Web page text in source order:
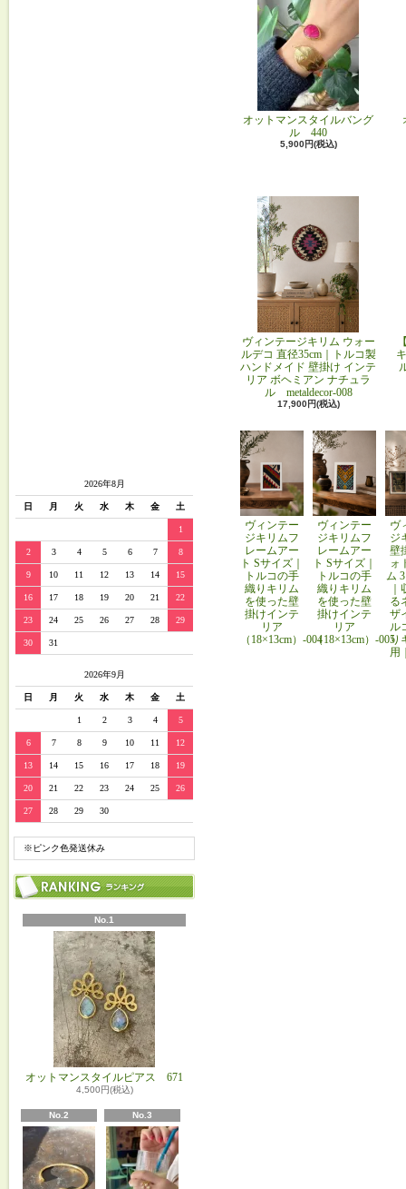
2026年8月
日 月 火 水 木 金 土
1
2 3 4 5 6 7 8
9 10 11 12 13 14 15
16 17 18 19 20 21 22
23 24 25 26 27 28 29
30 31
2026年9月
日 月 火 水 木 金 土
1 2 3 4 5
6 7 8 9 10 11 12
13 14 15 16 17 18 19
20 21 22 23 24 25 26
27 28 29 30
※ピンク色発送休み
No.1
オットマンスタイルピアス 671
4,500円(税込)
No.2 No.3
オットマンスタイルバング
ル 440
5,900円(税込)
ヴィンテージキリム ウォー
ルデコ 直径35cm｜トルコ製
ハンドメイド 壁掛け インテ
リア ボヘミアン ナチュラ
ル metaldecor-008
17,900円(税込)
ヴィンテー
ジキリムフ
レームアー
ト Sサイズ｜
トルコの手
織りキリム
を使った壁
掛けインテ
リア
（18×13cm）-004
ヴィンテー
ジキリムフ
レームアー
ト Sサイズ｜
トルコの手
織りキリム
を使った壁
掛けインテ
リア
（18×13cm）-005
ヴ
ジ
壁
ォ
ム
る
ザ
ル
り
用